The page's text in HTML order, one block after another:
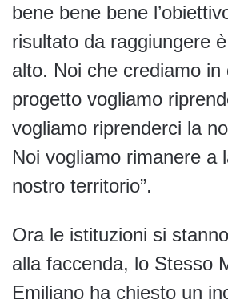
bene bene bene
risultato da raggiungere
alto. Noi che crediamo in
progetto vogliamo
vogliamo riprenderci la
Noi vogliamo rimanere a
nostro territorio”.
Ora le istituzioni si
alla faccenda, lo Stesso
Emiliano ha chiesto un